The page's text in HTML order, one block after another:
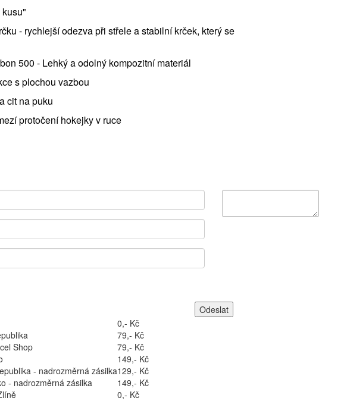
- rychlejší odezva při střele a stabilní krček, který se
500 - Lehký a odolný kompozitní materiál
s plochou vazbou
cit na puku
protočení hokejky v ruce
0,- Kč
79,- Kč
Shop
79,- Kč
149,- Kč
- nadrozměrná zásilka129,- Kč
- nadrozměrná zásilka
149,- Kč
0,- Kč